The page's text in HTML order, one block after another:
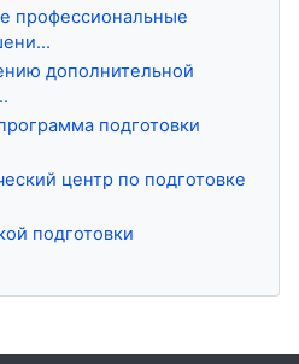
профессиональные
дополнительной
подготовки
центр по подготовке
подготовки